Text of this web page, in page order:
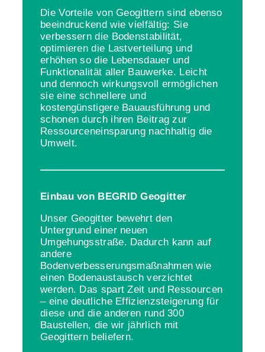
Die Vorteile von Geogittern sind ebenso
beeindruckend wie vielfältig: Sie
verbessern die Bodenstabilität,
optimieren die Lastverteilung und
erhöhen so die Lebensdauer und
Funktionalität aller Bauwerke. Leicht
und dennoch wirkungsvoll ermöglichen
sie eine schnellere und
kostengünstigere Bauausführung und
schonen durch ihren Beitrag zur
Ressourceneinsparung nachhaltig die
Umwelt.
Einbau von BEGRID Geogitter
Unser Geogitter bewehrt den
Untergrund einer neuen
Umgehungsstraße. Dadurch kann auf
andere
Bodenverbesserungsmaßnahmen wie
einen Bodenaustausch verzichtet
werden. Das spart Zeit und Ressourcen
– eine deutliche Effizienzsteigerung für
diese und die anderen rund 300
Baustellen, die wir jährlich mit
Geogittern beliefern.